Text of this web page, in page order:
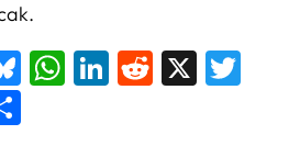
Bluesky
WhatsApp
LinkedIn
Reddit
X